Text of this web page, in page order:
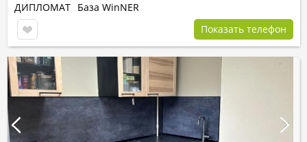
ДИПЛОМАТ База WinNER
Показать телефон